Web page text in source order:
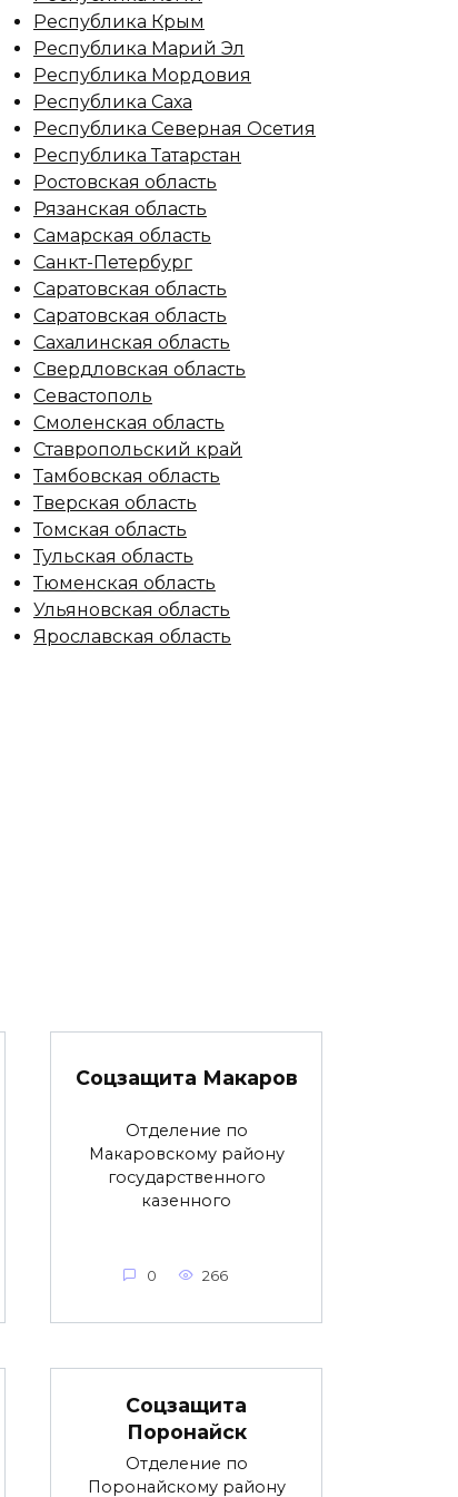
Республика Крым
Республика Марий Эл
Республика Мордовия
Республика Саха
Республика Северная Осетия
Республика Татарстан
Ростовская область
Рязанская область
Самарская область
Санкт-Петербург
Саратовская область
Саратовская область
Сахалинская область
Свердловская область
Севастополь
Смоленская область
Ставропольский край
Тамбовская область
Тверская область
Томская область
Тульская область
Тюменская область
Ульяновская область
Ярославская область
Соцзащита Макаров
Отделение по
Макаровскому району
государственного
казенного
0 266
Соцзащита
Поронайск
Отделение по
Поронайскому району